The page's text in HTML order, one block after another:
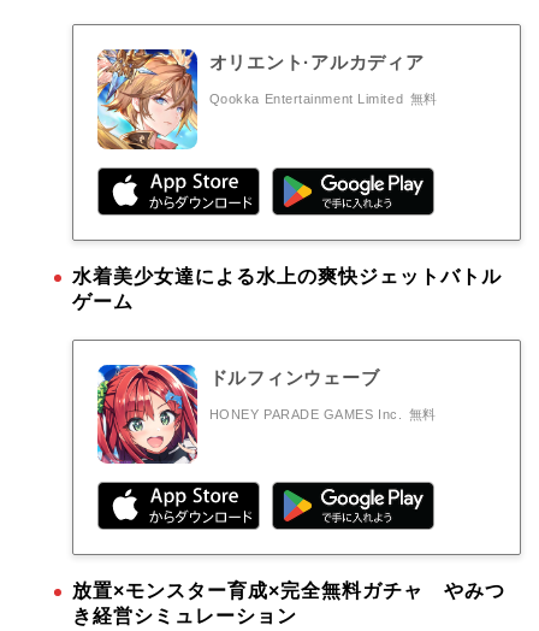
オリエント·アルカディア
Qookka Entertainment Limited 無料
水着美少女達による水上の爽快ジェットバトル
ゲーム
ドルフィンウェーブ
HONEY PARADE GAMES Inc. 無料
放置×モンスター育成×完全無料ガチャ やみつ
き経営シミュレーション